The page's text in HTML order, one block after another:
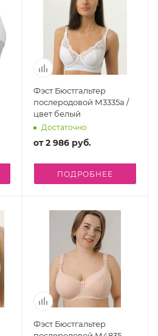
Фэст Бюстгальтер
послеродовой М3335а /
цвет белый
Достаточно
от2 986 руб.
ПОДРОБНЕЕ
Фэст Бюстгальтер